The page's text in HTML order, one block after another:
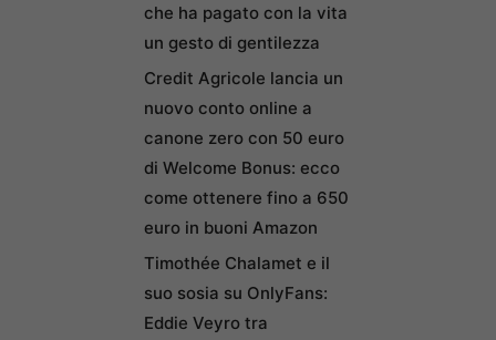
che ha pagato con la vita
un gesto di gentilezza
Credit Agricole lancia un
nuovo conto online a
canone zero con 50 euro
di Welcome Bonus: ecco
come ottenere fino a 650
euro in buoni Amazon
Timothée Chalamet e il
suo sosia su OnlyFans:
Eddie Veyro tra